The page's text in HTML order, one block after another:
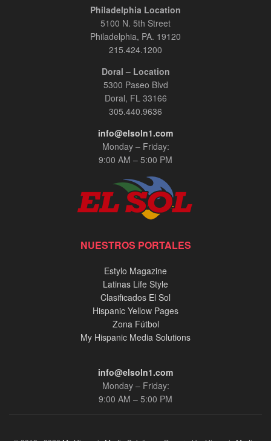
Philadelphia Location
5100 N. 5th Street
Philadelphia, PA. 19120
215.424.1200
Doral – Location
5300 Paseo Blvd
Doral, FL 33166
305.440.9636
info@elsoln1.com
Monday – Friday:
9:00 AM – 5:00 PM
NUESTROS PORTALES
Estylo Magazine
Latinas Life Style
Clasificados El Sol
Hispanic Yellow Pages
Zona Fútbol
My Hispanic Media Solutions
info@elsoln1.com
Monday – Friday:
9:00 AM – 5:00 PM